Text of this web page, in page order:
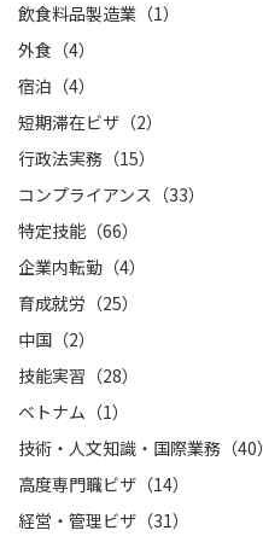
飲食料品製造業（1）
外食（4）
宿泊（4）
短期滞在ビザ（2）
行政法実務（15）
コンプライアンス（33）
特定技能（66）
企業内転勤（4）
育成就労（25）
中国（2）
技能実習（28）
ベトナム（1）
技術・人文知識・国際業務（40）
高度専門職ビザ（14）
経営・管理ビザ（31）